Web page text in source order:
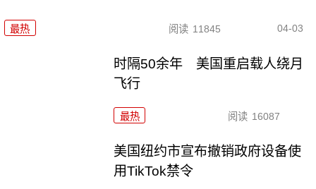
最热 阅读 11845 04-03
时隔50余年 美国重启载人绕月
飞行
最热 阅读 16087
美国纽约市宣布撤销政府设备使
用TikTok禁令